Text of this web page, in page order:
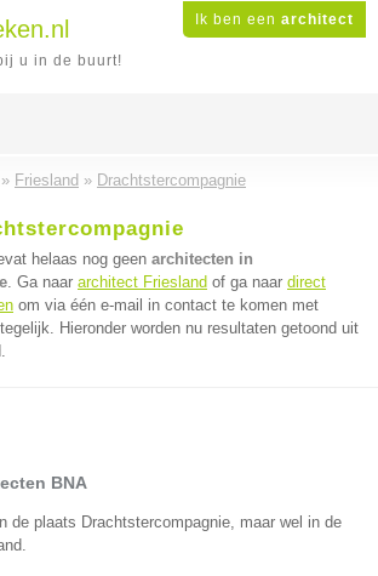
Ik ben een architect
u in de buurt!
» Friesland » Drachtstercompagnie
helaas nog geen architecten in
. Ga naar architect Friesland of ga naar direct
om via één e-mail in contact te komen met
Hieronder worden nu resultaten getoond uit
BNA
de plaats Drachtstercompagnie, maar wel in de